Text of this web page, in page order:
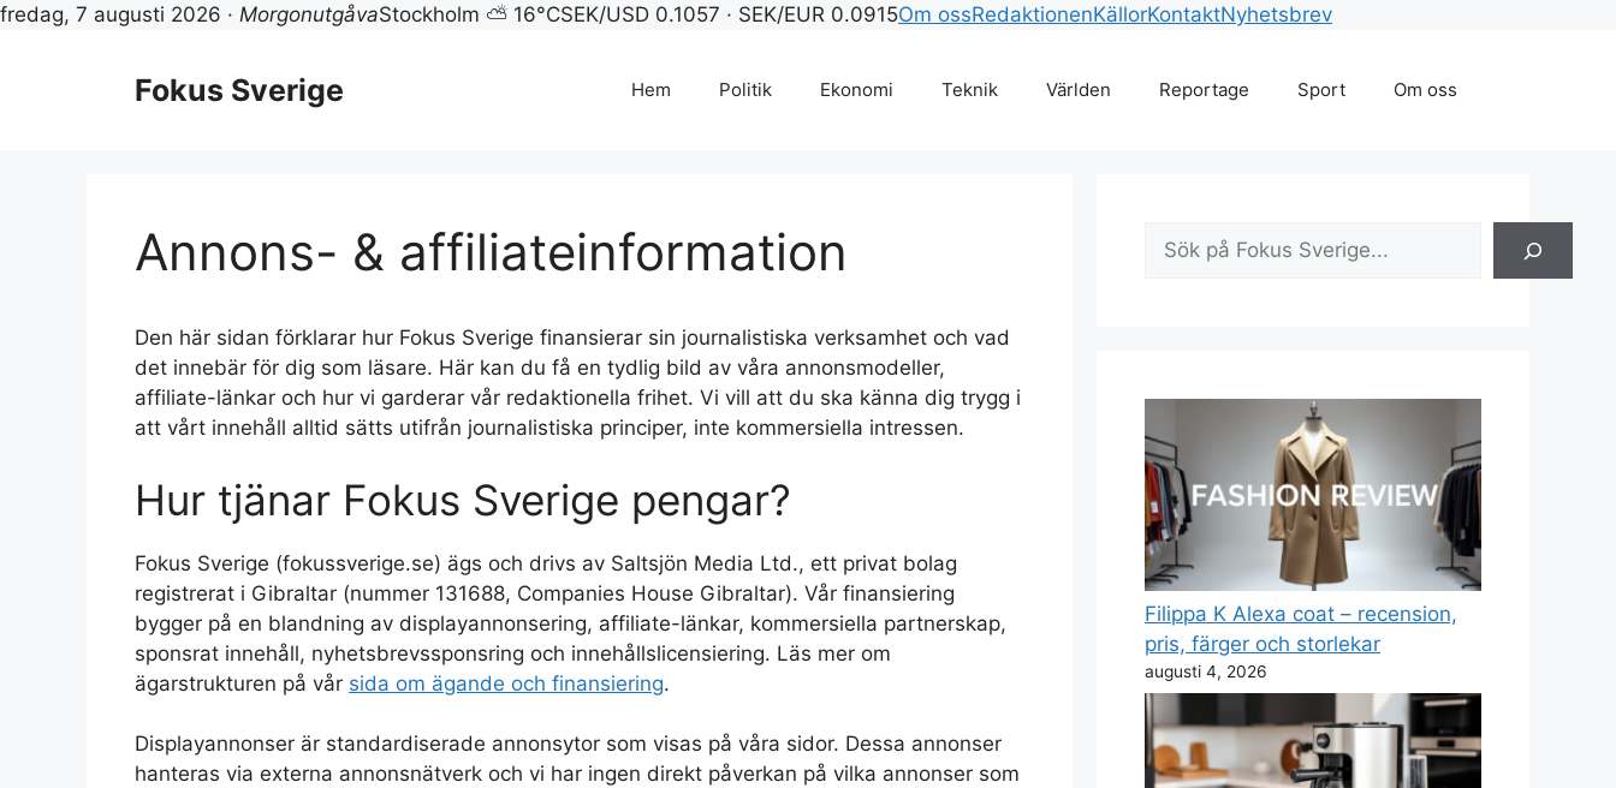
fredag, 7 augusti 2026 · MorgonutgåvaStockholm ⛅ 16°CSEK/USD 0.1057 · SEK/EUR 0.0915Om ossRedaktionenKällorKontaktNyhetsbrev
Fokus Sverige Hem Politik Ekonomi Teknik Världen Reportage Sport Om oss
Annons- & affiliateinformation
Den här sidan förklarar hur Fokus Sverige finansierar sin journalistiska verksamhet och vad
det innebär för dig som läsare. Här kan du få en tydlig bild av våra annonsmodeller,
affiliate-länkar och hur vi garderar vår redaktionella frihet. Vi vill att du ska känna dig trygg i
att vårt innehåll alltid sätts utifrån journalistiska principer, inte kommersiella intressen.
Hur tjänar Fokus Sverige pengar?
Fokus Sverige (fokussverige.se) ägs och drivs av Saltsjön Media Ltd., ett privat bolag
registrerat i Gibraltar (nummer 131688, Companies House Gibraltar). Vår finansiering
bygger på en blandning av displayannonsering, affiliate-länkar, kommersiella partnerskap,
sponsrat innehåll, nyhetsbrevssponsring och innehållslicensiering. Läs mer om
ägarstrukturen på vår sida om ägande och finansiering.
Displayannonser är standardiserade annonsytor som visas på våra sidor. Dessa annonser
hanteras via externa annonsnätverk och vi har ingen direkt påverkan på vilka annonser som
Sök
Filippa K Alexa coat – recension,
pris, färger och storlekar
augusti 4, 2026